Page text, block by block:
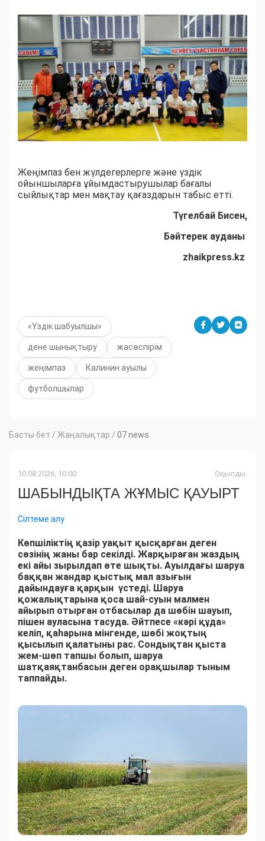
Жеңімпаз бен жүлдегерлерге және үздік
ойыншыларға ұйымдастырушылар бағалы
сыйлықтар мен мақтау қағаздарын табыс етті.
Түгелбай Бисен,
Бәйтерек ауданы
zhaikpress.kz
«Үздік шабуылшы»
дене шынықтыру жасөспірім
жеңімпаз Калинин ауылы
футболшылар
Басты бет / Жаңалықтар / 07 news
10.08.2026, 10:00 Оқылды:
ШАБЫНДЫҚТА ЖҰМЫС ҚАУЫРТ
Сілтеме алу
Көпшіліктің қазір уақыт қысқарған деген
сөзінің жаны бар секілді. Жарқыраған жаздың
екі айы зырылдап өте шықты. Ауылдағы шаруа
баққан жандар қыстық мал азығын
дайындауға қарқын үстеді. Шаруа
қожалықтарына қоса шай-суын малмен
айырып отырған отбасылар да шөбін шауып,
пішен ауласына тасуда. Әйтпесе «кәрі құда»
келіп, қаһарына мінгенде, шөбі жоқтың
қысылып қалатыны рас. Сондықтан қыста
жем-шөп тапшы болып, шаруа
шатқаяқтанбасын деген орақшылар тыным
таппайды.